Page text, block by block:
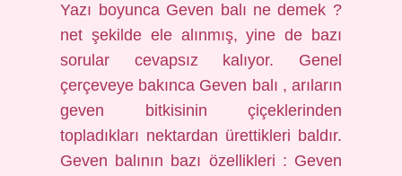
Yazı boyunca Geven balı ne demek ?
net şekilde ele alınmış, yine de bazı
sorular cevapsız kalıyor. Genel
çerçeveye bakınca Geven balı , arıların
geven bitkisinin çiçeklerinden
topladıkları nektardan ürettikleri baldır.
Geven balının bazı özellikleri : Geven